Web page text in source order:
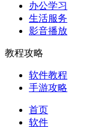
办公学习
生活服务
影音播放
教程攻略
软件教程
手游攻略
首页
软件